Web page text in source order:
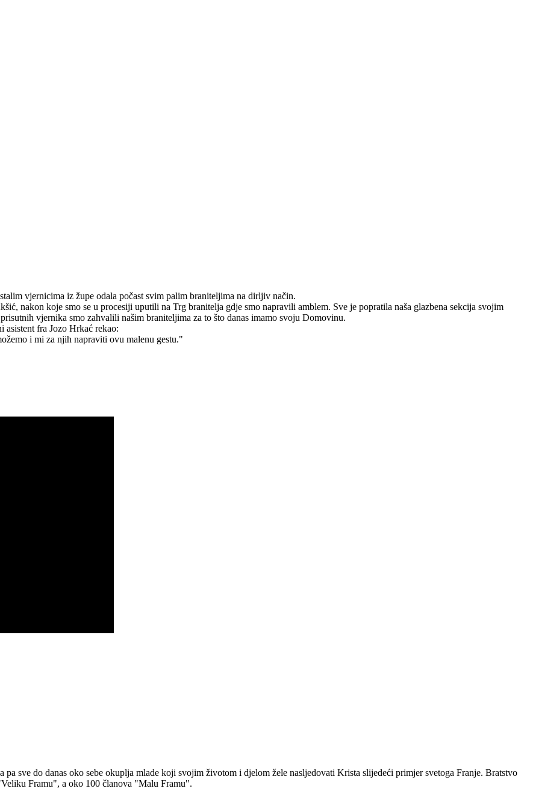
vjernicima iz župe odala počast svim palim braniteljima na dirljiv način.
nakon koje smo se u procesiji uputili na Trg branitelja gdje smo napravili amblem. Sve je popratila naša glazbena sekcija svojim
vjernika smo zahvalili našim braniteljima za to što danas imamo svoju Domovinu.
fra Jozo Hrkać rekao:
i mi za njih napraviti ovu malenu gestu."
pa sve do danas oko sebe okuplja mlade koji svojim životom i djelom žele nasljedovati Krista slijedeći primjer svetoga Franje. Bratstvo
Framu", a oko 100 članova "Malu Framu".